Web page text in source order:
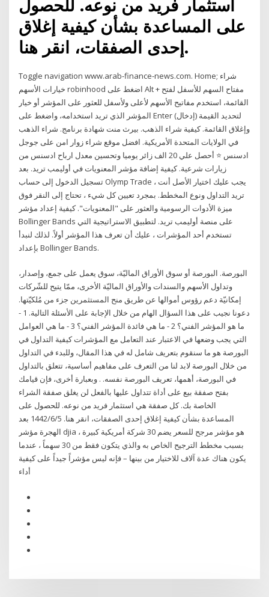
استثمار فريد من نوعه. للحصول
على المساعدة بشأن كيفية إغلاق
إحدى الصفقات، انقر هنا.
Toggle navigation www.arab-finance-news.com. Home; شراء
خيارات الأسهم robinhood اضغط على Alt + مفتاح السهم للأسفل لفتح
القائمة، استخدم مفاتيح الأسهم لأعلى ولأسفل للعثور على المؤشر أو خيار
المؤشر الذي تريد استخدامه، واضغط على Enter (إدخال) لتحديد القيمة
وإغلاق القائمة. كيفية شراء الذهب. بيرث منت شهادة برنامج. شراء الذهب
في الولايات المتحدة الأمريكية. افضل موقع شراء زوار امن على جوجل
ادسنس ⭐ أحصل علي 20 الف زائر يوميا وتحسين معدل ارباح ادسنس من
زيارات شرعية. كيفية إضافة مؤشر المعنويات في أوليمب تريد. بعد
تسجيل الدخول إلى حساب Olymp Trade ، يجب عليك اختيار الأصل أنت
تريد التداول ونوع المخطط. بمجرد تعيين كل شيء ، تحتاج إلى النقر فوق
ميزة الأدوات الرسومية والعثور على "المعنويات". كيفية إعداد مؤشر
Bollinger Bands على منصة أوليمب تريد. لتطبيق الاستراتيجية التي
تستخدم أحد المؤشرات ، عليك أن تعرف هذا المؤشر أولاً. لذلك لنبدأ
بإعداد Bollinger Bands.
البورصة. البورصة أو سوق الأوراق الماليّة، سوق يعمل على جمع، وإصدار،
وتداول الأسهم والسندات والأوراق الماليّة الأخرى، ممّا يتيح للشّركات
إمكانيّة دعم رؤوس أموالها عن طريق منح المستثمرين جزء من مُلكيّتها.
دعونا نجيب على هذا السؤال الهام من خلال الإجابة على الأسئلة التالية. 1 -
ما هو المؤشر الفني؟ 2 - ما هي فائدة المؤشر الفني؟ 3 - ما هي العوامل
التي يجب وضعها في الاعتبار عند التعامل مع المؤشرات كيفية التداول في
البورصة هو ما سنقوم بتعريف شامل له في هذا المقال، وللبدء في التداول
من خلال البورصة لابد لنا من التعرف على مفاهيم أساسية، تتعلق بالتداول
في البورصة، أهمها، تعريف البورصة نفسه. . وبعبارة أخرى، فإن قيامك
بفتح صفقة بيع على أداة تتداول عليها بالفعل لن يغلق صفقة الشراء
الخاصة بك. كل صفقة هي استثمار فريد من نوعه. للحصول على
المساعدة بشأن كيفية إغلاق إحدى الصفقات، انقر هنا. 5‏‏/6‏‏/1442 بعد
الهجرة مؤشر djia هو مؤشر مرجح للسعر يضم 30 شركة أمريكية كبيرة ،
بسبب مخطط الترجيح الخاص به والذي يتكون فقط من 30 سهماً ، عندما
يكون هناك عدة آلاف للاختيار من بينها – فإنه ليس مؤشراً جيداً على كيفية
أداء